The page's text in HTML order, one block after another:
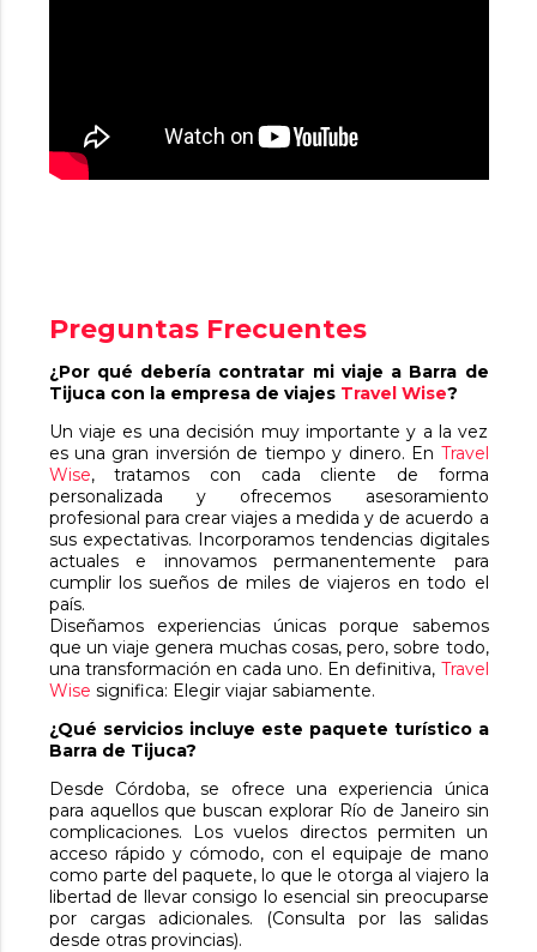
Preguntas Frecuentes
¿Por qué debería contratar mi viaje a Barra de
Tijuca con la empresa de viajes Travel Wise?
Un viaje es una decisión muy importante y a la vez
es una gran inversión de tiempo y dinero. En Travel
Wise, tratamos con cada cliente de forma
personalizada y ofrecemos asesoramiento
profesional para crear viajes a medida y de acuerdo a
sus expectativas. Incorporamos tendencias digitales
actuales e innovamos permanentemente para
cumplir los sueños de miles de viajeros en todo el
país.
Diseñamos experiencias únicas porque sabemos
que un viaje genera muchas cosas, pero, sobre todo,
una transformación en cada uno. En definitiva, Travel
Wise significa: Elegir viajar sabiamente.
¿Qué servicios incluye este paquete turístico a
Barra de Tijuca?
Desde Córdoba, se ofrece una experiencia única
para aquellos que buscan explorar Río de Janeiro sin
complicaciones. Los vuelos directos permiten un
acceso rápido y cómodo, con el equipaje de mano
como parte del paquete, lo que le otorga al viajero la
libertad de llevar consigo lo esencial sin preocuparse
por cargas adicionales. (Consulta por las salidas
desde otras provincias).